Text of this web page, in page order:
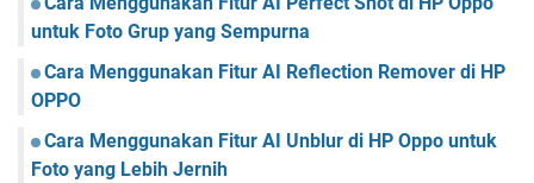
untuk Foto Grup yang Sempurna
Cara Menggunakan Fitur AI Reflection Remover di HP
OPPO
Cara Menggunakan Fitur AI Unblur di HP Oppo untuk
Foto yang Lebih Jernih